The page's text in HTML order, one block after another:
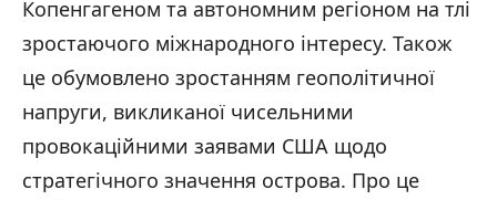
Копенгагеном та автономним регіоном на тлі
зростаючого міжнародного інтересу. Також
це обумовлено зростанням геополітичної
напруги, викликаної чисельними
провокаційними заявами США щодо
стратегічного значення острова. Про це